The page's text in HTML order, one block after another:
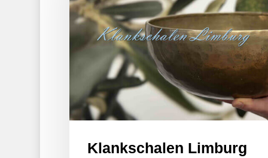
Klankschalen Limburg